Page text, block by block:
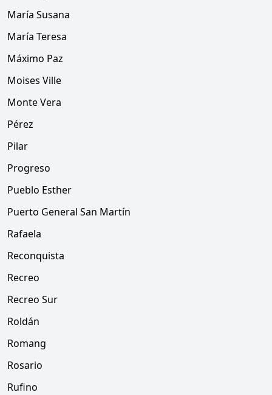
María Susana
María Teresa
Máximo Paz
Moises Ville
Monte Vera
Pérez
Pilar
Progreso
Pueblo Esther
Puerto General San Martín
Rafaela
Reconquista
Recreo
Recreo Sur
Roldán
Romang
Rosario
Rufino